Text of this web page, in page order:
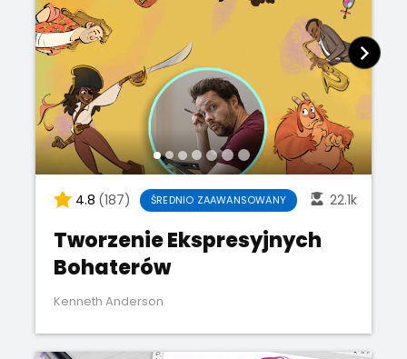
4.8 (187) ŚREDNIO ZAAWANSOWANY 22.1k
Tworzenie Ekspresyjnych
Bohaterów
Kenneth Anderson